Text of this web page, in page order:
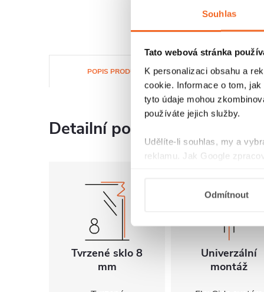
Souhlas
Tato webová stránka
K personalizaci obsahu a
cookie. Informace o tom,
tyto údaje mohou
používáte jejich služby.
Udělíte-li souhlas, my a
reklamu. Jak Google
Odmítnout
POPIS PRODUKTU
Detailní popis produktu
Tvrzené sklo 8
mm
Univerzální
montáž